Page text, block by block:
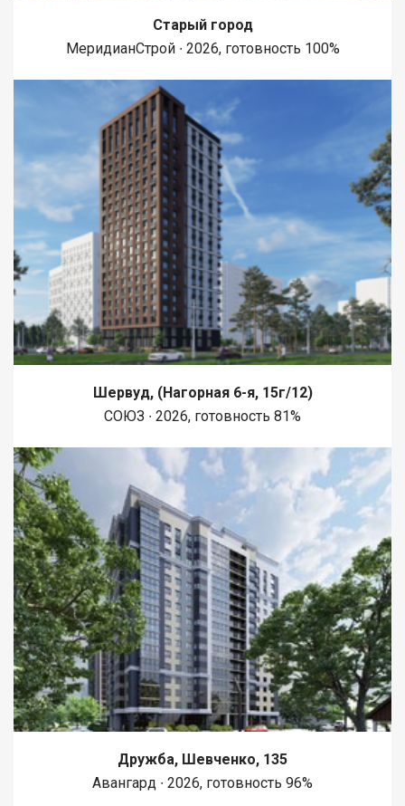
Старый город
МеридианСтрой ∙ 2026, готовность 100%
Шервуд, (Нагорная 6-я, 15г/12)
СОЮЗ ∙ 2026, готовность 81%
Дружба, Шевченко, 135
Авангард ∙ 2026, готовность 96%